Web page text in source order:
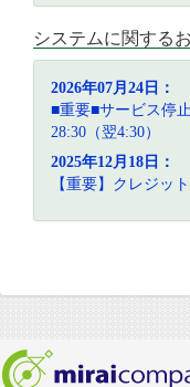
システムに関する
2026年07月24日：
■重要■サービス停
28:30（翌4:30）
2025年12月18日：
【重要】クレジッ